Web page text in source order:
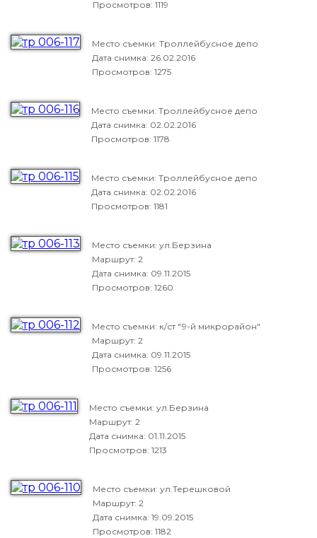
Просмотров: 1119
Место съемки: Троллейбусное депо
Дата снимка: 26.02.2016
Просмотров: 1275
Место съемки: Троллейбусное депо
Дата снимка: 02.02.2016
Просмотров: 1178
Место съемки: Троллейбусное депо
Дата снимка: 02.02.2016
Просмотров: 1181
Место съемки: ул.Берзина
Маршрут: 2
Дата снимка: 09.11.2015
Просмотров: 1260
Место съемки: к/ст "9-й микрорайон"
Маршрут: 2
Дата снимка: 09.11.2015
Просмотров: 1256
Место съемки: ул.Берзина
Маршрут: 2
Дата снимка: 01.11.2015
Просмотров: 1213
Место съемки: ул.Терешковой
Маршрут: 2
Дата снимка: 19.09.2015
Просмотров: 1182